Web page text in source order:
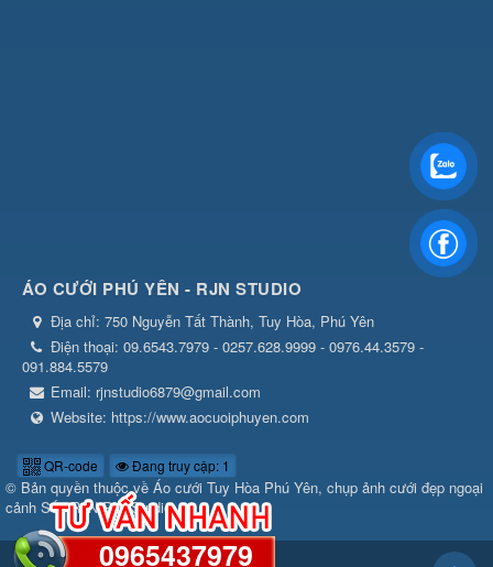
ÁO CƯỚI PHÚ YÊN - RJN STUDIO
Địa chỉ: 750 Nguyễn Tất Thành, Tuy Hòa, Phú Yên
Điện thoại: 09.6543.7979 - 0257.628.9999 - 0976.44.3579 -
091.884.5579
Email: rjnstudio6879@gmail.com
Website: https://www.aocuoiphuyen.com
QR-code Đang truy cập: 1
© Bản quyền thuộc về Áo cưới Tuy Hòa Phú Yên, chụp ảnh cưới đẹp ngoại
cảnh Số1 RJN RIN Studio
0965437979